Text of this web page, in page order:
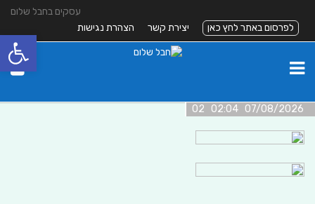
עסקים בחבל שלום
לפרסום באתר לחץ כאן
יצירת קשר הצהרת נגישות
07/08/2026 02:04 02
פתח